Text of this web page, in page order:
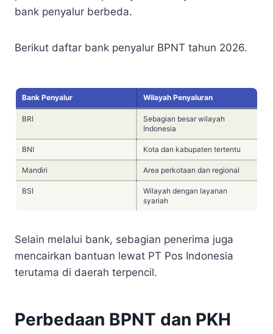
bank penyalur berbeda.
Berikut daftar bank penyalur BPNT tahun 2026.
Bank Penyalur Wilayah Penyaluran
BRI
Sebagian besar wilayah
Indonesia
BNI Kota dan kabupaten tertentu
Mandiri Area perkotaan dan regional
BSI
Wilayah dengan layanan
syariah
Selain melalui bank, sebagian penerima juga
mencairkan bantuan lewat PT Pos Indonesia
terutama di daerah terpencil.
Perbedaan BPNT dan PKH